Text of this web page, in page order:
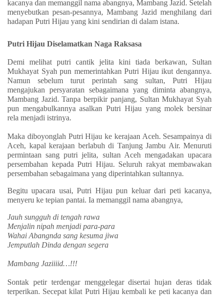
kacanya dan memanggil nama abangnya, Mambang Jazid. Setelah
menyebutkan pesan-pesannya, Mambang Jazid menghilang dari
hadapan Putri Hijau yang kini sendirian di dalam istana.
Putri Hijau Diselamatkan Naga Raksasa
Demi melihat putri cantik jelita kini tiada berkawan, Sultan
Mukhayat Syah pun memerintahkan Putri Hijau ikut dengannya.
Namun sebelum turut perintah sang sultan, Putri Hijau
mengajukan persyaratan sebagaimana yang diminta abangnya,
Mambang Jazid. Tanpa berpikir panjang, Sultan Mukhayat Syah
pun mengabulkannya asalkan Putri Hijau yang molek bersinar
rela menjadi istrinya.
Maka diboyonglah Putri Hijau ke kerajaan Aceh. Sesampainya di
Aceh, kapal kerajaan berlabuh di Tanjung Jambu Air. Menuruti
permintaan sang putri jelita, sultan Aceh mengadakan upacara
persembahan kepada Putri Hijau. Seluruh rakyat membawakan
persembahan sebagaimana yang diperintahkan sultannya.
Begitu upacara usai, Putri Hijau pun keluar dari peti kacanya,
menyeru ke tepian pantai. Ia memanggil nama abangnya,
Jauh sungguh di tengah rawa
Menjalin nipah menjadi para-para
Wahai Abangnda sang kesuma jiwa
Jemputlah Dinda dengan segera
Mambang Jaziiiid…!!!
Sontak petir terdengar menggelegar disertai hujan deras tidak
terperikan. Secepat kilat Putri Hijau kembali ke peti kacanya dan